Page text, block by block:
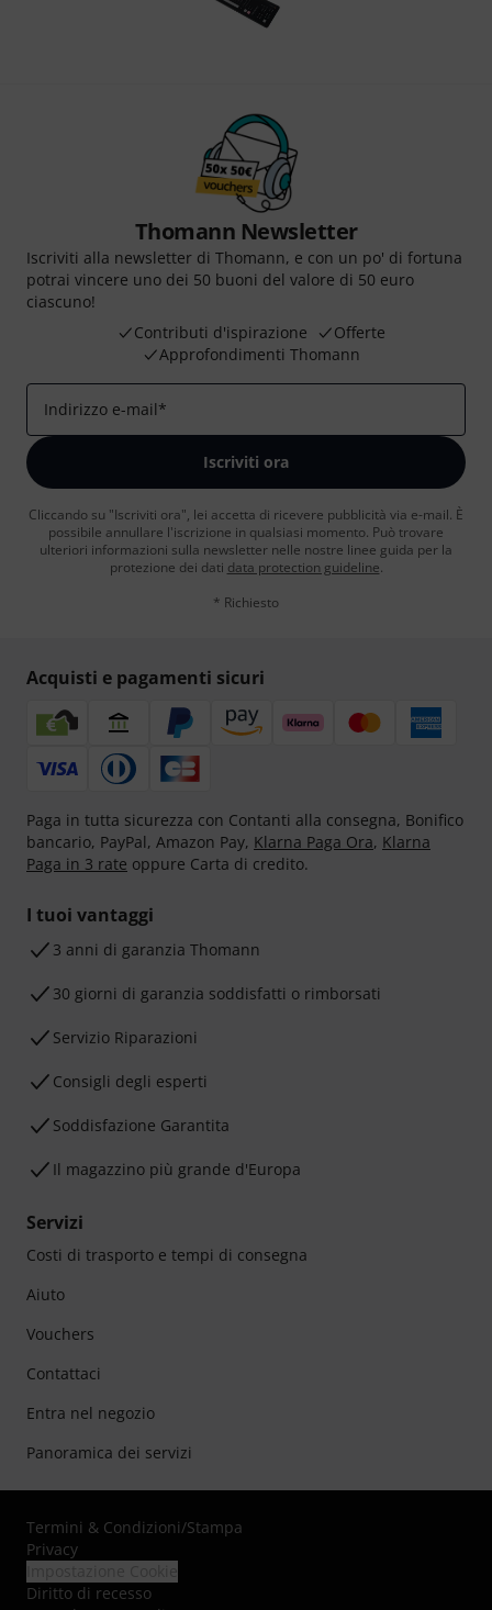
Thomann Newsletter
Iscriviti alla newsletter di Thomann, e con un po' di fortuna
potrai vincere uno dei 50 buoni del valore di 50 euro
ciascuno!
Contributi d'ispirazione
Offerte
Approfondimenti Thomann
Indirizzo e-mail*
Iscriviti ora
Cliccando su "Iscriviti ora", lei accetta di ricevere pubblicità via e-mail. È
possibile annullare l'iscrizione in qualsiasi momento. Può trovare
ulteriori informazioni sulla newsletter nelle nostre linee guida per la
protezione dei dati data protection guideline.
* Richiesto
Acquisti e pagamenti sicuri
Paga in tutta sicurezza con Contanti alla consegna, Bonifico
bancario, PayPal, Amazon Pay, Klarna Paga Ora, Klarna
Paga in 3 rate oppure Carta di credito.
I tuoi vantaggi
3 anni di garanzia Thomann
30 giorni di garanzia soddisfatti o rimborsati
Servizio Riparazioni
Consigli degli esperti
Soddisfazione Garantita
Il magazzino più grande d'Europa
Servizi
Costi di trasporto e tempi di consegna
Aiuto
Vouchers
Contattaci
Entra nel negozio
Panoramica dei servizi
Termini & Condizioni/Stampa
Privacy
Diritto di recesso